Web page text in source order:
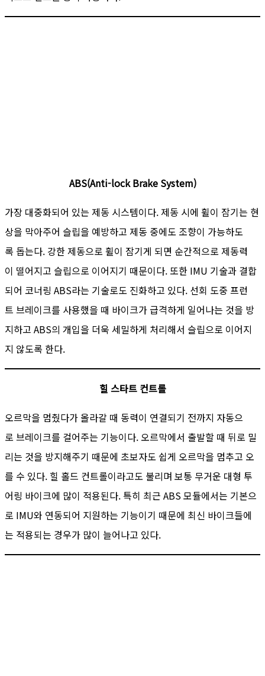
ABS(Anti-lock Brake System)
가장 대중화되어 있는 제동 시스템이다. 제동 시에 휠이 잠기는 현
상을 막아주어 슬립을 예방하고 제동 중에도 조향이 가능하도
록 돕는다. 강한 제동으로 휠이 잠기게 되면 순간적으로 제동력
이 떨어지고 슬립으로 이어지기 때문이다. 또한 IMU 기술과 결합
되어 코너링 ABS라는 기술로도 진화하고 있다. 선회 도중 프런
트 브레이크를 사용했을 때 바이크가 급격하게 일어나는 것을 방
지하고 ABS의 개입을 더욱 세밀하게 처리해서 슬립으로 이어지
지 않도록 한다.
힐 스타트 컨트롤
오르막을 멈췄다가 올라갈 때 동력이 연결되기 전까지 자동으
로 브레이크를 걸어주는 기능이다. 오르막에서 출발할 때 뒤로 밀
리는 것을 방지해주기 때문에 초보자도 쉽게 오르막을 멈추고 오
를 수 있다. 힐 홀드 컨트롤이라고도 불리며 보통 무거운 대형 투
어링 바이크에 많이 적용된다. 특히 최근 ABS 모듈에서는 기본으
로 IMU와 연동되어 지원하는 기능이기 때문에 최신 바이크들에
는 적용되는 경우가 많이 늘어나고 있다.